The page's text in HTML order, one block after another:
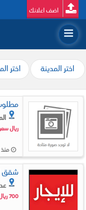
اضف اعلانك
اختر المدينة اختر
ريال
منذ 3 أيام
شقق
700 ريال سعودي